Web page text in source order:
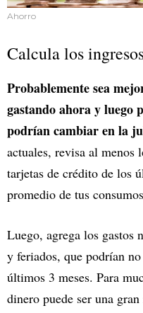
Ahorro
Calcula los
Probablemente sea
gastando ahora y luego
podrían cambiar en la
actuales, revisa al menos
tarjetas de crédito de los
promedio de tus
Luego, agrega los gastos
y feriados, que podrían
últimos 3 meses. Para
dinero puede ser una